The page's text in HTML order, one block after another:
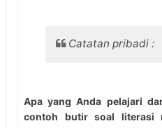
Catatan pribadi :
Apa yang Anda pelajari
contoh butir soal literasi